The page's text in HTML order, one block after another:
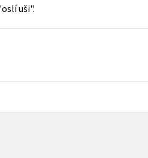
Populárně - naučná pro dospělé
Populárně - naučné pro děti
uši".